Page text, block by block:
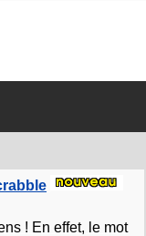
! En effet, le mot